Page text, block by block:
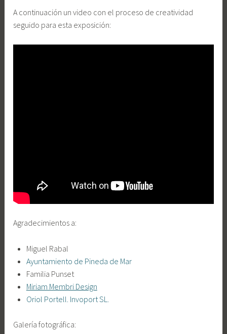
A continuación un video con el proceso de creatividad
seguido para esta exposición:
Agradecimientos a:
Miguel Rabal
Ayuntamiento de Pineda de Mar
Familia Punset
Miriam Membri Design
Oriol Portell. Invoport SL.
Galería fotográfica: